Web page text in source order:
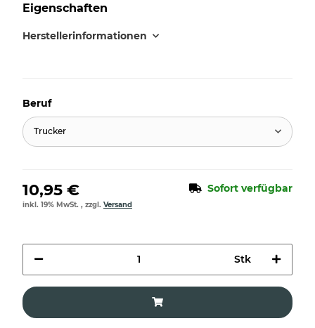
Eigenschaften
Herstellerinformationen
Beruf
Trucker
10,95 € Sofort verfügbar
inkl. 19% MwSt. , zzgl. Versand
Stk